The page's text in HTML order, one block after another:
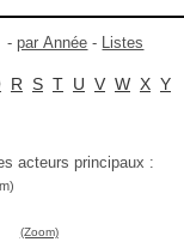
-par Année - Listes
R S T U V W X Y
acteurs principaux :
(Zoom)